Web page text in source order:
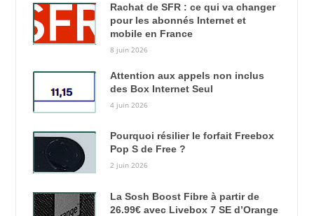
Rachat de SFR : ce qui va changer
pour les abonnés Internet et
mobile en France
8 juin 2026
Attention aux appels non inclus
des Box Internet Seul
4 juin 2026
Pourquoi résilier le forfait Freebox
Pop S de Free ?
2 juin 2026
La Sosh Boost Fibre à partir de
26.99€ avec Livebox 7 SE d’Orange